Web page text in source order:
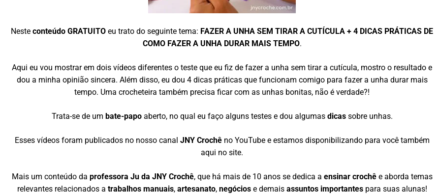
Nesteconteúdo GRATUITO eu trato do seguinte tema: FAZER A UNHA SEM TIRAR A CUTÍCULA + 4 DICAS PRÁTICAS DE
COMO FAZER A UNHA DURAR MAIS TEMPO.
Aqui eu vou mostrar em dois vídeos diferentes o teste que eu fiz de fazer a unha sem tirar a cutícula, mostro o resultado e
dou a minha opinião sincera. Além disso, eu dou 4 dicas práticas que funcionam comigo para fazer a unha durar mais
tempo. Uma crocheteira também precisa ficar com as unhas bonitas, não é verdade?!
Trata-se de um bate-papo aberto, no qual eu faço alguns testes e dou algumas dicassobre unhas.
Esses vídeos foram publicados no nosso canal JNY Crochêno YouTube e estamos disponibilizando para você também
aqui no site.
Mais um conteúdo da professora Ju da JNY Crochê, que há mais de 10 anos se dedica a ensinar crochêe aborda temas
relevantes relacionados a trabalhos manuais,artesanato, negóciose demais assuntos importantespara suas alunas!